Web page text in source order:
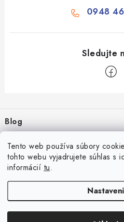
Tento web používa súbory
tohto webu vyjadrujete súhlas s
informácií tu.
0948
p
ä
Blog
Aké druhy biliardu existujú?
16.4.2026
Rozmery biliardového stola
26.6.2025
Facebook
Zákaznícky účet
Všeobecné obchodné podmienky